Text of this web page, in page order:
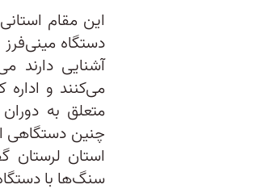
این مقام
دستگاه
آشنایی دارند
می‌کنند و
متعلق به
چنین دستگاهی
استان
سنگ‌ها با